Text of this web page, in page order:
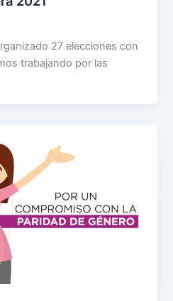
27 elecciones con
trabajando por las